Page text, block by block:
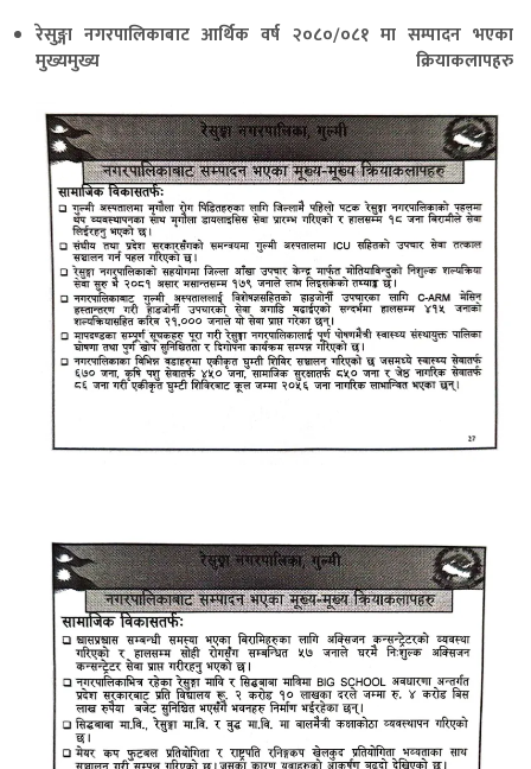
रेसुङ्गा नगरपालिकाबाट आर्थिक वर्ष २०८०/०८१ मा सम्पादन भएका
मुख्यमुख्य क्रियाकलापहरु